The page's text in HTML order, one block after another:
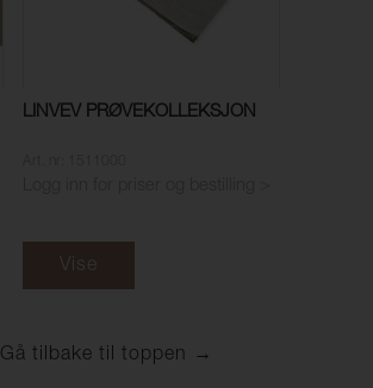
LINVEV PRØVEKOLLEKSJON
Vise
Gå tilbake til toppen